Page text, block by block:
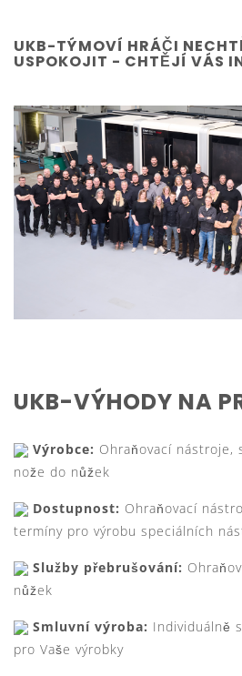
UKB-TÝMOVÍ HRÁČI
USPOKOJIT - CHTĚJÍ VÁS
UKB-VÝHODY NA
Výrobce: Ohraňovací nástroje,
nože do nůžek
Dostupnost: Ohraňovací
termíny pro výrobu speciálních
Služby přebrušování:
nůžek
Smluvní výroba: Individuálně
pro Vaše výrobky